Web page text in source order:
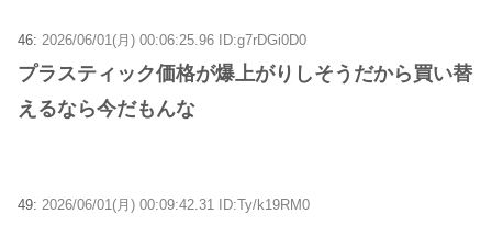
46: 2026/06/01(月) 00:06:25.96 ID:g7rDGi0D0
プラスティック価格が爆上がりしそうだから買い替
えるなら今だもんな
49: 2026/06/01(月) 00:09:42.31 ID:Ty/k19RM0